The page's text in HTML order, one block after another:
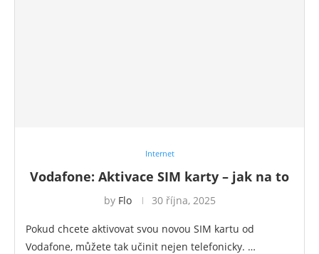
Internet
Vodafone: Aktivace SIM karty – jak na to
by Flo 30 října, 2025
Pokud chcete aktivovat svou novou SIM kartu od
Vodafone, můžete tak učinit nejen telefonicky. …